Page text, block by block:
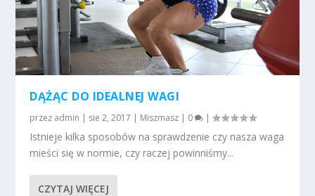
DĄŻĄC DO IDEALNEJ WAGI
przez admin | sie 2, 2017 | Miszmasz | 0 |
Istnieje kilka sposobów na sprawdzenie czy nasza waga
mieści się w normie, czy raczej powinniśmy...
CZYTAJ WIĘCEJ